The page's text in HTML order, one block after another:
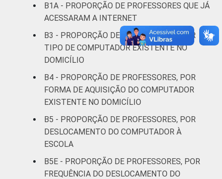
Sudeste
Sul 90
DEPENDÊNCIA
ADMINISTRATIVA
Municipal
Pública
Total -
Particular
B1A - PROPORÇÃO DE PROFESSORES QUE JÁ
ACESSARAM A INTERNET
B3 - PROPORÇÃO DE PROFESSORES, POR
TIPO DE COMPUTADOR EXISTENTE NO
DOMICÍLIO
B4 - PROPORÇÃO DE PROFESSORES, POR
FORMA DE AQUISIÇÃO DO COMPUTADOR
EXISTENTE NO DOMICÍLIO
B5 - PROPORÇÃO DE PROFESSORES, POR
DESLOCAMENTO DO COMPUTADOR À
ESCOLA
B5E - PROPORÇÃO DE PROFESSORES, POR
FREQUÊNCIA DO DESLOCAMENTO DO